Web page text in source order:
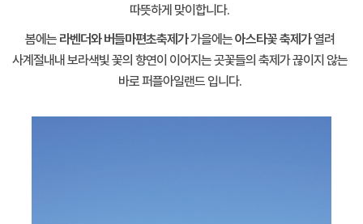
따뜻하게 맞이합니다.
봄에는 라벤더와 버들마편초축제가가을에는아스타꽃 축제가열려
사계절내내 보라색빛 꽃의 향연이 이어지는 곳꽃들의 축제가 끊이지 않는
바로 퍼플아일랜드 입니다.